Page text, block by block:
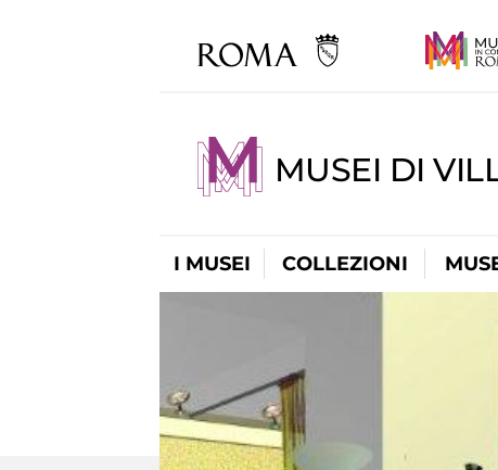
MUSEI DI
I MUSEI COLLEZIONI